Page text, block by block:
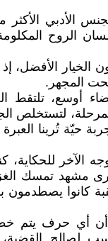
الأدبي
الروح
الخيار الأفضل، إذ
المجهر.
أوسع، تلتقط
لتستخلص
حيّة تُرينا
الآخر للحكاية،
مشهد تمسك
كانوا يصطدمون
أن أي حرف يتم